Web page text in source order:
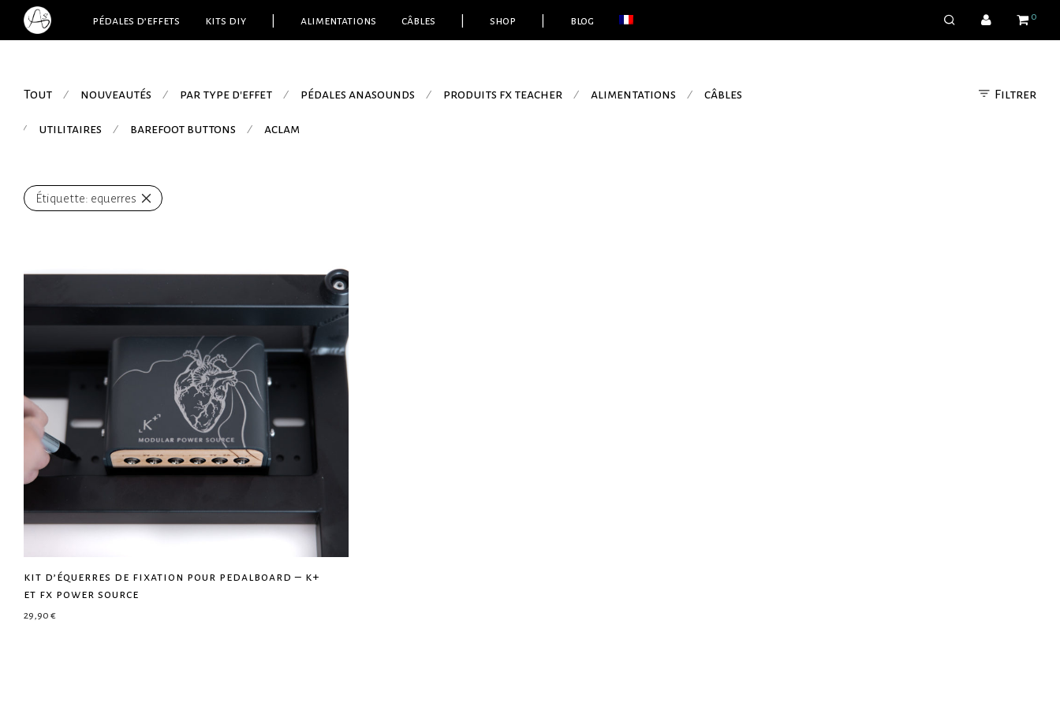
pédales d’effets kits diy alimentations câbles shop blog 0
Filtrer
Tout ⁄ nouveautés ⁄ par type d'effet ⁄ pédales anasounds ⁄ produits fx teacher ⁄ alimentations ⁄ câbles
⁄ utilitaires ⁄ barefoot buttons ⁄ aclam
Étiquette: equerres
kit d’équerres de fixation pour pedalboard – k+
et fx power source
29,90 €